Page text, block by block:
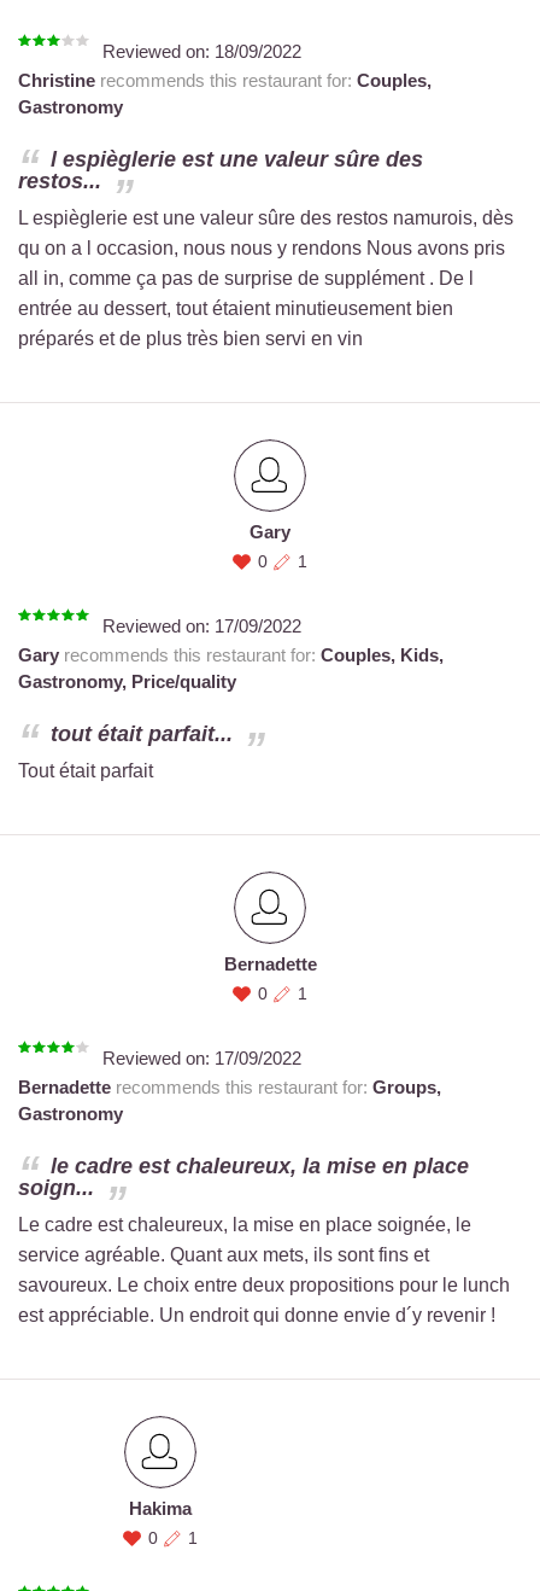
Reviewed on: 18/09/2022
Christine recommends this restaurant for: Couples,
Gastronomy
l espièglerie est une valeur sûre des
restos...
L espièglerie est une valeur sûre des restos namurois, dès
qu on a l occasion, nous nous y rendons Nous avons pris
all in, comme ça pas de surprise de supplément . De l
entrée au dessert, tout étaient minutieusement bien
préparés et de plus très bien servi en vin
Gary
0 1
Reviewed on: 17/09/2022
Gary recommends this restaurant for: Couples, Kids,
Gastronomy, Price/quality
tout était parfait...
Tout était parfait
Bernadette
0 1
Reviewed on: 17/09/2022
Bernadette recommends this restaurant for: Groups,
Gastronomy
le cadre est chaleureux, la mise en place
soign...
Le cadre est chaleureux, la mise en place soignée, le
service agréable. Quant aux mets, ils sont fins et
savoureux. Le choix entre deux propositions pour le lunch
est appréciable. Un endroit qui donne envie d´y revenir !
Hakima
0 1